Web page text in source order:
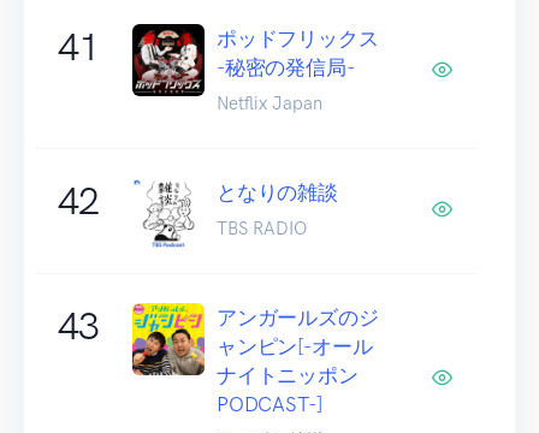
41
ポッドフリックス
-秘密の発信局-
Netflix Japan
42 となりの雑談
TBS RADIO
43
アンガールズのジ
ャンピン[-オール
ナイトニッポン
PODCAST-]